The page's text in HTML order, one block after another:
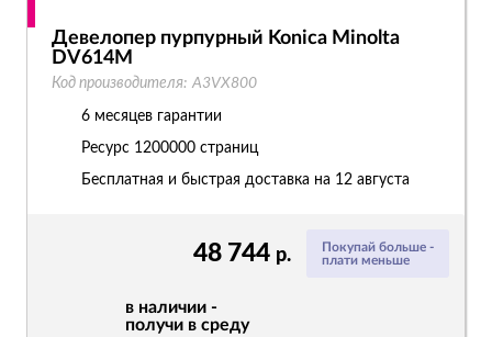
Покупай больше -
плати меньше
48 744 р.
в наличии -
получи в среду
Девелопер пурпурный Konica Minolta
DV614M
Код производителя: A3VX800
6 месяцев гарантии
Ресурс 1200000 страниц
Бесплатная и быстрая доставка на 12 августа